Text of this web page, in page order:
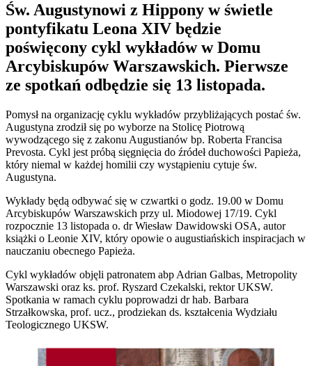
Św. Augustynowi z Hippony w świetle
pontyfikatu Leona XIV będzie
poświęcony cykl wykładów w Domu
Arcybiskupów Warszawskich. Pierwsze
ze spotkań odbędzie się 13 listopada.
Pomysł na organizację cyklu wykładów przybliżających postać św.
Augustyna zrodził się po wyborze na Stolicę Piotrową
wywodzącego się z zakonu Augustianów bp. Roberta Francisa
Prevosta. Cykl jest próbą sięgnięcia do źródeł duchowości Papieża,
który niemal w każdej homilii czy wystąpieniu cytuje św.
Augustyna.
Wykłady będą odbywać się w czwartki o godz. 19.00 w Domu
Arcybiskupów Warszawskich przy ul. Miodowej 17/19. Cykl
rozpocznie 13 listopada o. dr Wiesław Dawidowski OSA, autor
książki o Leonie XIV, który opowie o augustiańskich inspiracjach w
nauczaniu obecnego Papieża.
Cykl wykładów objęli patronatem abp Adrian Galbas, Metropolity
Warszawski oraz ks. prof. Ryszard Czekalski, rektor UKSW.
Spotkania w ramach cyklu poprowadzi dr hab. Barbara
Strzałkowska, prof. ucz., prodziekan ds. kształcenia Wydziału
Teologicznego UKSW.